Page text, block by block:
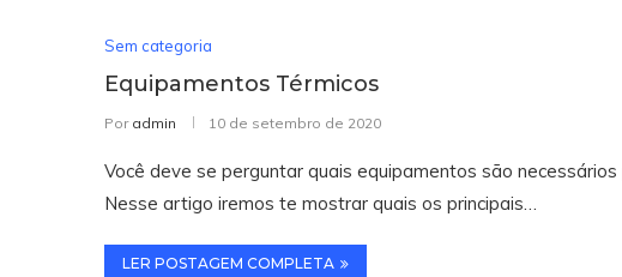
Sem categoria
Equipamentos Térmicos
Por admin 10 de setembro de 2020
Você deve se perguntar quais equipamentos são
Nesse artigo iremos te mostrar quais os principais…
LER POSTAGEM COMPLETA